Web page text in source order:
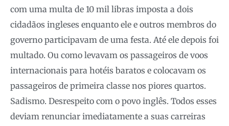
com uma multa de 10 mil libras imposta a dois
cidadãos ingleses enquanto ele e outros membros do
governo participavam de uma festa. Até ele depois foi
multado. Ou como levavam os passageiros de voos
internacionais para hotéis baratos e colocavam os
passageiros de primeira classe nos piores quartos.
Sadismo. Desrespeito com o povo inglês. Todos esses
deviam renunciar imediatamente a suas carreiras